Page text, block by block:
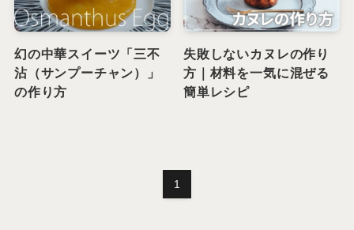
幻の中華スイーツ「三不
沾（サンプーチャン）」
の作り方
失敗しないカヌレの作り
方｜材料を一気に混ぜる
簡単レシピ
1